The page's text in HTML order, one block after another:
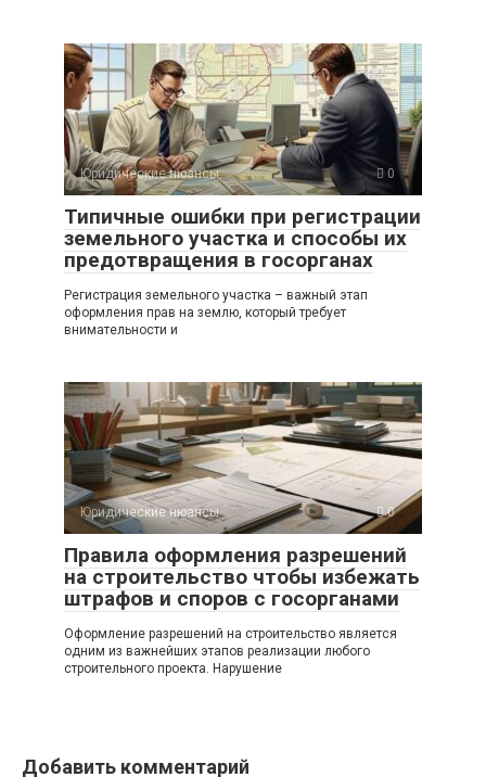
Юридические нюансы 0
Типичные ошибки при регистрации
земельного участка и способы их
предотвращения в госорганах
Регистрация земельного участка – важный этап
оформления прав на землю, который требует
внимательности и
Юридические нюансы 0
Правила оформления разрешений
на строительство чтобы избежать
штрафов и споров с госорганами
Оформление разрешений на строительство является
одним из важнейших этапов реализации любого
строительного проекта. Нарушение
Добавить комментарий